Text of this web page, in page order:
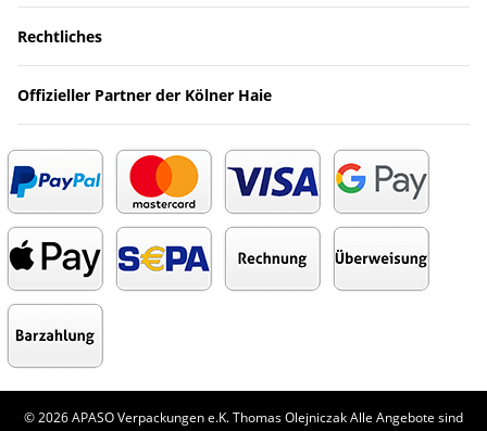
Rechtliches
Offizieller Partner der Kölner Haie
© 2026 APASO Verpackungen e.K. Thomas Olejniczak Alle Angebote sind